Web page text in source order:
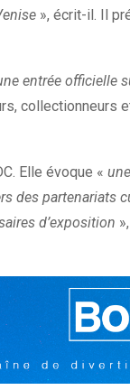
», écrit-il. Il
entrée
Elle évoque «
des partenariats
d’exposition